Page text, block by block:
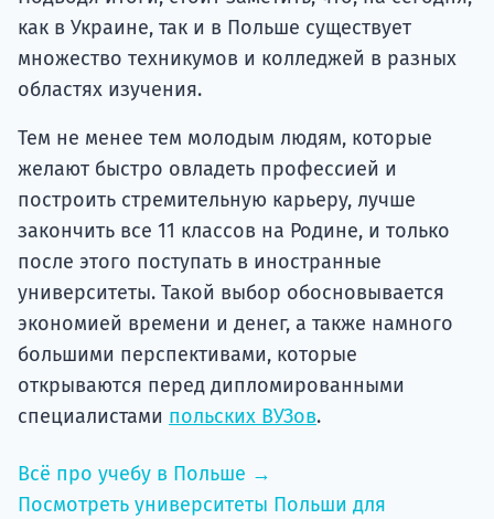
как в Украине, так и в Польше существует
множество техникумов и колледжей в разных
областях изучения.
Тем не менее тем молодым людям, которые
желают быстро овладеть профессией и
построить стремительную карьеру, лучше
закончить все 11 классов на Родине, и только
после этого поступать в иностранные
университеты. Такой выбор обосновывается
экономией времени и денег, а также намного
большими перспективами, которые
открываются перед дипломированными
специалистами польских ВУЗов.
Всё про учебу в Польше →
Посмотреть университеты Польши для